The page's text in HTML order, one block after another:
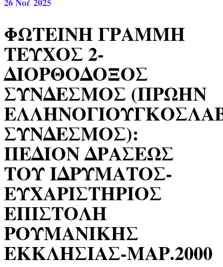
ΦΩΤΕΙΝΗ ΓΡΑΜΜΗ
ΤΕΥΧΟΣ 2-
ΔΙΟΡΘΟΔΟΞΟΣ
ΣΥΝΔΕΣΜΟΣ (ΠΡΩΗΝ
ΣΥΝΔΕΣΜΟΣ):
ΠΕΔΙΟΝ ΔΡΑΣΕΩΣ
ΤΟΥ ΙΔΡΥΜΑΤΟΣ-
ΕΥΧΑΡΙΣΤΗΡΙΟΣ
ΕΠΙΣΤΟΛΗ
ΡΟΥΜΑΝΙΚΗΣ
ΕΚΚΛΗΣΙΑΣ-ΜΑΡ.2000